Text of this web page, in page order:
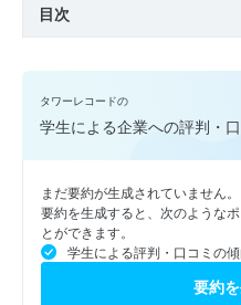
目次
タワーレコードの
学生による企業への評判・
まだ要約が生成されていません。
要約を生成すると、次のような
とができます。
学生による評判・口コミの傾
要約